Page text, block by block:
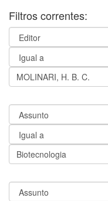
Filtros correntes: